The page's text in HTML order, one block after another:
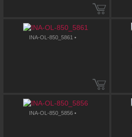
INA-OL-850_5861 •
INA-OL-850_5856 •